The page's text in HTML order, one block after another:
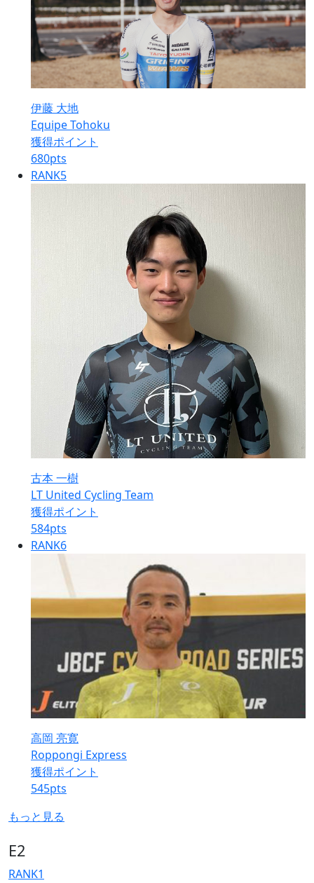
伊藤 大地
Equipe Tohoku
獲得ポイント
680pts
RANK5
古本 一樹
LT United Cycling Team
獲得ポイント
584pts
RANK6
高岡 亮寛
Roppongi Express
獲得ポイント
545pts
もっと見る
E2
RANK1